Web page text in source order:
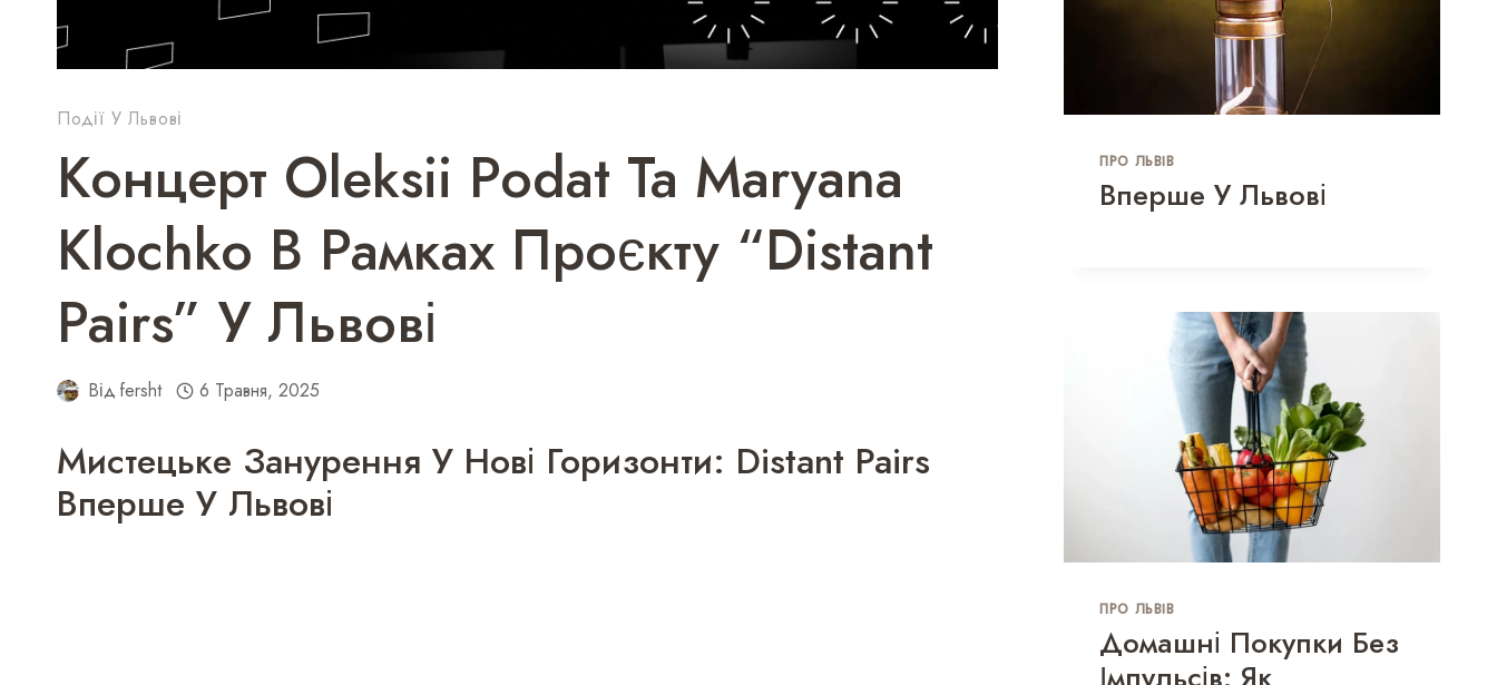
Події У Львові
Концерт Oleksii Podat Та Maryana
Klochko В Рамках Проєкту “Distant
Pairs” У Львові
Від fersht 6 Травня, 2025
Мистецьке Занурення У Нові Горизонти: Distant Pairs
Вперше У Львові
ПРО ЛЬВІВ
Вперше У Львові
ПРО ЛЬВІВ
Домашні Покупки Без